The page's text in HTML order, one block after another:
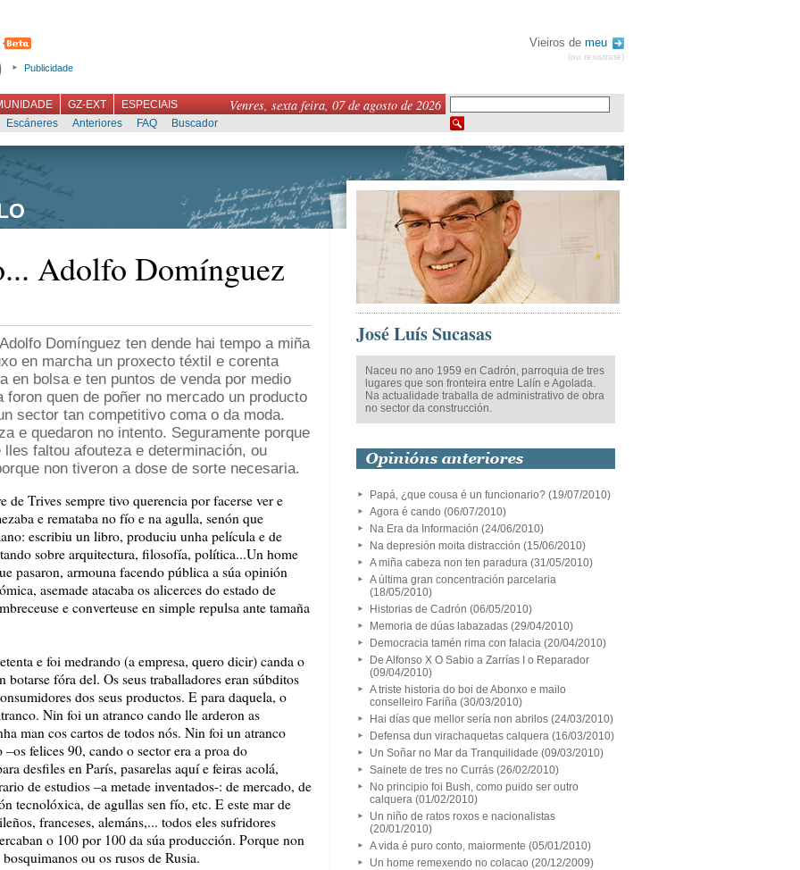
Publicidade
Vieiros de meu
(ou rexistrate)
Venres, sexta feira, 07 de agosto de 2026
GZ-EXT
ESPECIAIS
Escáneres Anteriores FAQ Buscador
Adolfo Domínguez
Domínguez ten dende hai tempo a miña
en marcha un proxecto téxtil e corenta
en bolsa e ten puntos de venda por medio
quen de poñer no mercado un producto
sector tan competitivo coma o da moda.
e quedaron no intento. Seguramente porque
faltou afouteza e determinación, ou
non tiveron a dose de sorte necesaria.
Trives sempre tivo querencia por facerse ver e
e remataba no fío e na agulla, senón que
escribiu un libro, produciu unha película e de
sobre arquitectura, filosofía, política...Un home
pasaron, armouna facendo pública a súa opinión
asemade atacaba os alicerces do estado de
e converteuse en simple repulsa ante tamaña
e foi medrando (a empresa, quero dicir) canda o
botarse fóra del. Os seus traballadores eran súbditos
dos seus productos. E para daquela, o
Nin foi un atranco cando lle arderon as
man cos cartos de todos nós. Nin foi un atranco
felices 90, cando o sector era a proa do
desfiles en París, pasarelas aquí e feiras acolá,
de estudios –a metade inventados-: de mercado, de
tecnolóxica, de agullas sen fío, etc. E este mar de
franceses, alemáns,... todos eles sufridores
o 100 por 100 da súa producción. Porque non
ou os rusos de Rusia.
José Luís Sucasas
Naceu no ano 1959 en Cadrón, parroquia de tres
lugares que son fronteira entre Lalín e Agolada.
Na actualidade traballa de administrativo de obra
no sector da construcción.
Papá, ¿que cousa é un funcionario? (19/07/2010)
Agora é cando (06/07/2010)
Na Era da Información (24/06/2010)
Na depresión moita distracción (15/06/2010)
A miña cabeza non ten paradura (31/05/2010)
A última gran concentración parcelaria
(18/05/2010)
Historias de Cadrón (06/05/2010)
Memoria de dúas labazadas (29/04/2010)
Democracia tamén rima con falacia (20/04/2010)
De Alfonso X O Sabio a Zarrías I o Reparador
(09/04/2010)
A triste historia do boi de Abonxo e mailo
conselleiro Fariña (30/03/2010)
Hai días que mellor sería non abrilos (24/03/2010)
Defensa dun virachaquetas calquera (16/03/2010)
Un Soñar no Mar da Tranquilidade (09/03/2010)
Sainete de tres no Currás (26/02/2010)
No principio foi Bush, como puido ser outro
calquera (01/02/2010)
Un niño de ratos roxos e nacionalistas
(20/01/2010)
A vida é puro conto, maiormente (05/01/2010)
Un home remexendo no colacao (20/12/2009)